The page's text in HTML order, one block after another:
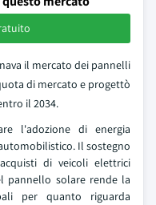
il mercato dei pannelli
di mercato e progettò
il 2034.
l'adozione di energia
Il sostegno
di veicoli elettrici
pannello solare rende la
per quanto riguarda